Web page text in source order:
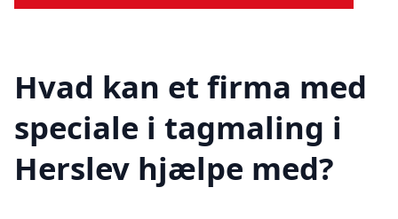
Hvad kan et firma med
speciale i tagmaling i
Herslev hjælpe med?